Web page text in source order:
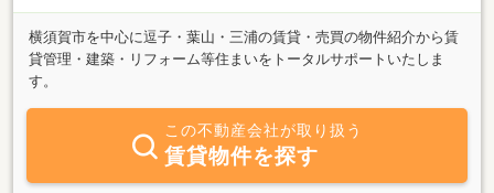
横須賀市を中心に逗子・葉山・三浦の賃貸・売買の物件紹介から賃
貸管理・建築・リフォーム等住まいをトータルサポートいたしま
す。
この不動産会社が取り扱う
賃貸物件を探す